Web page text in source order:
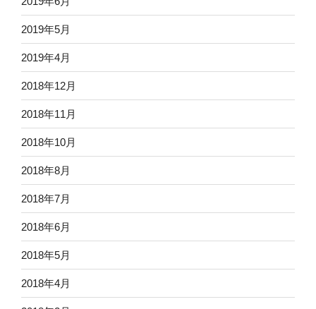
2019年5月
2019年4月
2018年12月
2018年11月
2018年10月
2018年8月
2018年7月
2018年6月
2018年5月
2018年4月